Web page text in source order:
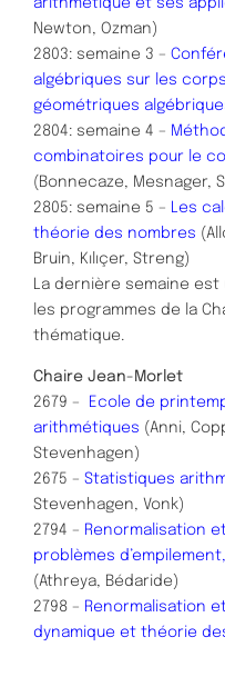
Newton, Ozman)
2803: semaine 3 –
algébriques sur les
géométriques
2804: semaine 4 –
combinatoires pour le
(Bonnecaze, Mesnager,
2805: semaine 5 –
Les
théorie des nombres
Bruin, Kılıçer, Streng)
La dernière semaine
les programmes de la
thématique.
Chaire Jean-Morlet
2679 – Ecole de
arithmétiques (Anni,
Stevenhagen)
2675 – Statistiques
Stevenhagen, Vonk)
2794 – Renormalisation
problèmes
(Athreya, Bédaride)
2798 – Renormalisation
dynamique et théorie